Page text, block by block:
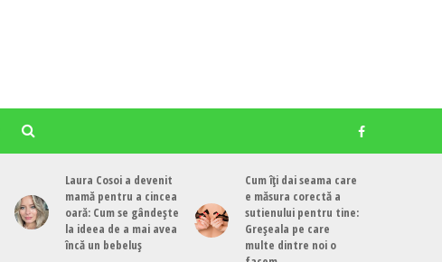
Laura Cosoi a devenit
mamă pentru a cincea
oară: Cum se gândește
la ideea de a mai avea
încă un bebeluș
Cum îți dai seama care
e măsura corectă a
sutienului pentru tine:
Greșeala pe care
multe dintre noi o